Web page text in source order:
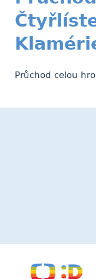
Průchod celou